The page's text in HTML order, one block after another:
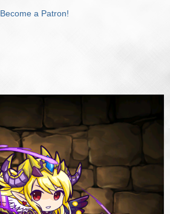
Become a Patron!